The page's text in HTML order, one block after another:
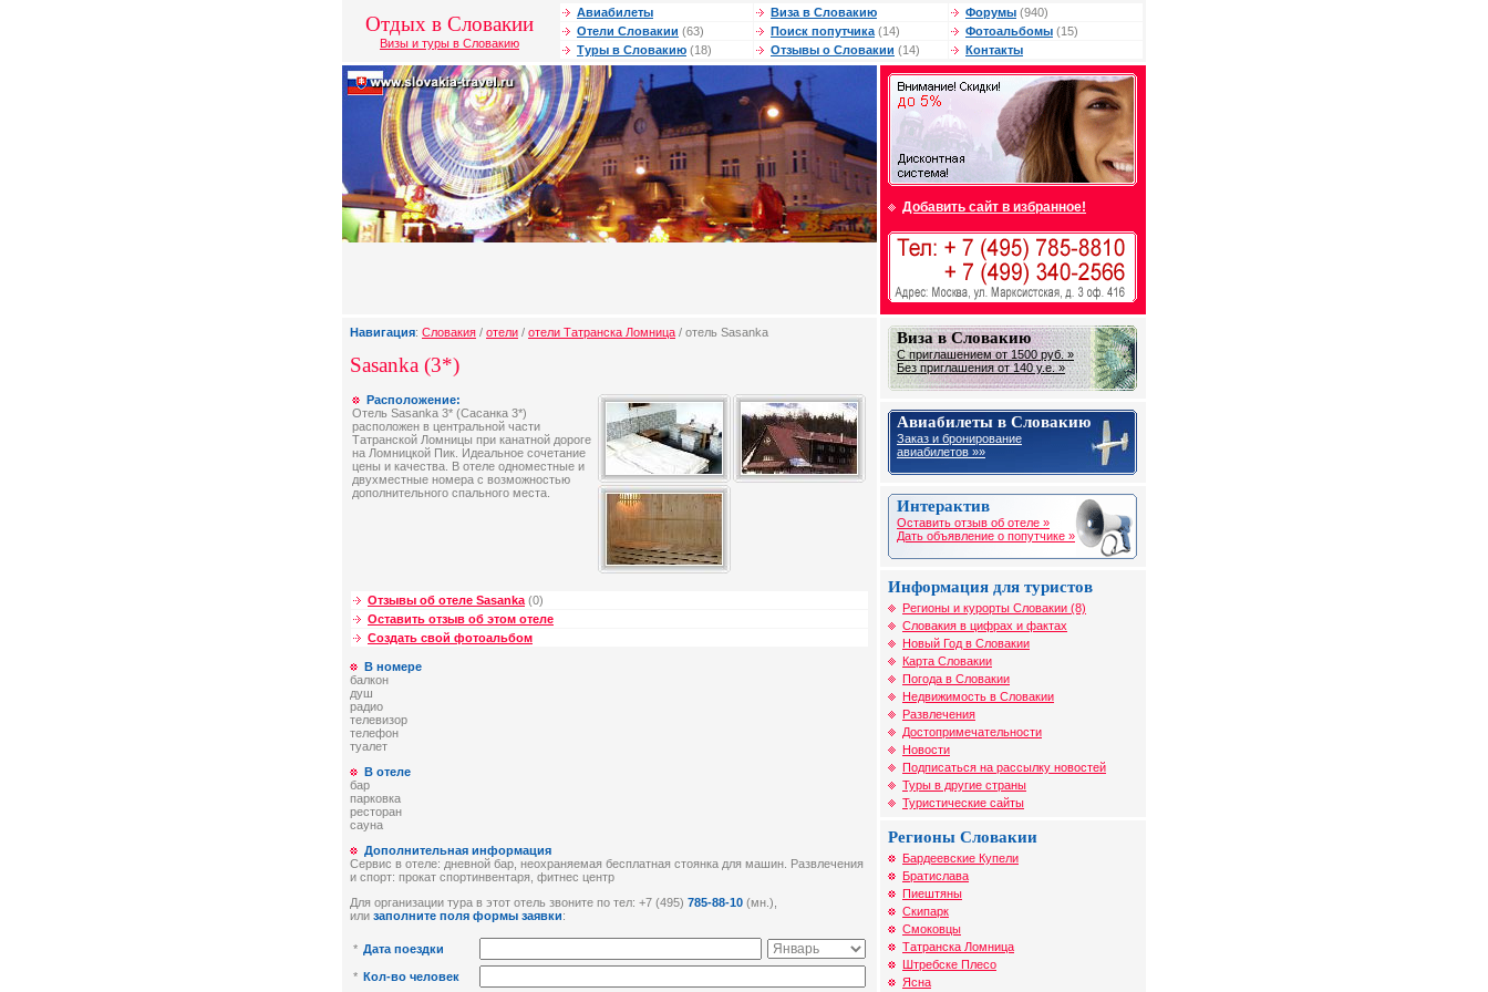
Отдых в Словакии
Визы и туры в Словакию
Авиабилеты Виза в Словакию Форумы (940)
Отели Словакии (63) Поиск попутчика (14) Фотоальбомы (15)
Туры в Словакию (18) Отзывы о Словакии (14) Контакты
Добавить сайт в избранное!
Навигация: Словакия / отели / отели Татранска Ломница / отель Sasanka
Sasanka (3*)
Расположение:
Отель Sasanka 3* (Сасанка 3*)
расположен в центральной части
Татранской Ломницы при канатной дороге
на Ломницкой Пик. Идеальное сочетание
цены и качества. В отеле одноместные и
двухместные номера с возможностью
дополнительного спального места.
Отзывы об отеле Sasanka(0)
Оставить отзыв об этом отеле
Создать свой фотоальбом
В номере
балкон
душ
радио
телевизор
телефон
туалет
В отеле
бар
парковка
ресторан
сауна
Дополнительная информация
Сервис в отеле: дневной бар, неохраняемая бесплатная стоянка для машин. Развлечения
и спорт: прокат спортинвентаря, фитнес центр
Для организации тура в этот отель звоните по тел: +7 (495) 785-88-10 (мн.),
или заполните поля формы заявки:
* Дата поездки
* Кол-во человек
Виза в Словакию
С приглашением от 1500 руб. »
Без приглашения от 140 у.е. »
Авиабилеты в Словакию
Заказ и бронирование
авиабилетов »»
Интерактив
Оставить отзыв об отеле »
Дать объявление о попутчике »
Информация для туристов
Регионы и курорты Словакии (8)
Словакия в цифрах и фактах
Новый Год в Словакии
Карта Словакии
Погода в Словакии
Недвижимость в Словакии
Развлечения
Достопримечательности
Новости
Подписаться на рассылку новостей
Туры в другие страны
Туристические сайты
Регионы Словакии
Бардеевские Купели
Братислава
Пиештяны
Скипарк
Смоковцы
Татранска Ломница
Штребске Плесо
Ясна